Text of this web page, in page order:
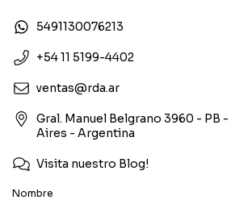
5491130076213
+54 11 5199-4402
ventas@rda.ar
Gral. Manuel Belgrano 3960 - PB
Aires - Argentina
Visita nuestro Blog!
Nombre